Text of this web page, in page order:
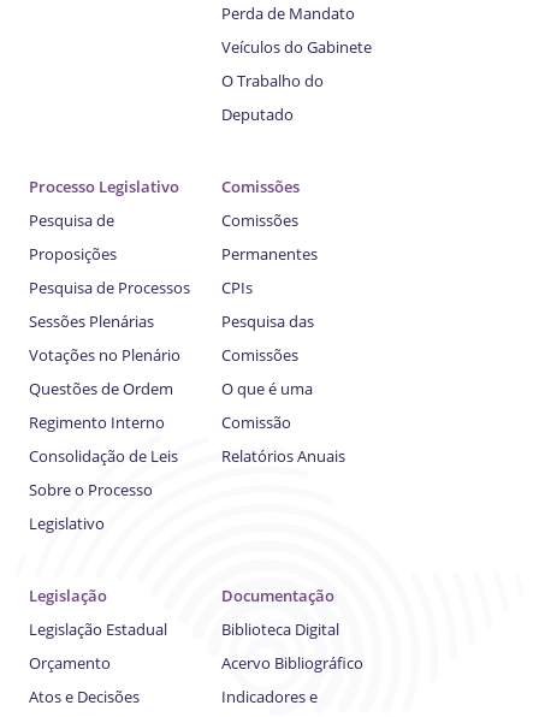
Perda de Mandato
Veículos do Gabinete
O Trabalho do
Deputado
Processo Legislativo
Pesquisa de
Proposições
Pesquisa de Processos
Sessões Plenárias
Votações no Plenário
Questões de Ordem
Regimento Interno
Consolidação de Leis
Sobre o Processo
Legislativo
Comissões
Comissões
Permanentes
CPIs
Pesquisa das
Comissões
O que é uma
Comissão
Relatórios Anuais
Legislação
Legislação Estadual
Orçamento
Atos e Decisões
Documentação
Biblioteca Digital
Acervo Bibliográfico
Indicadores e